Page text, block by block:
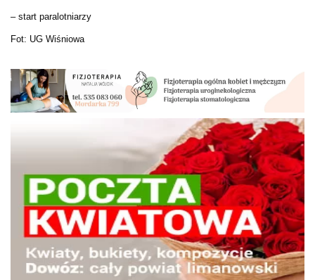
– start paralotniarzy
Fot: UG Wiśniowa